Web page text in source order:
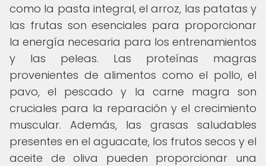
como la pasta integral, el arroz, las patatas y
las frutas son esenciales para proporcionar
la energía necesaria para los entrenamientos
y las peleas. Las proteínas magras
provenientes de alimentos como el pollo, el
pavo, el pescado y la carne magra son
cruciales para la reparación y el crecimiento
muscular. Además, las grasas saludables
presentes en el aguacate, los frutos secos y el
aceite de oliva pueden proporcionar una